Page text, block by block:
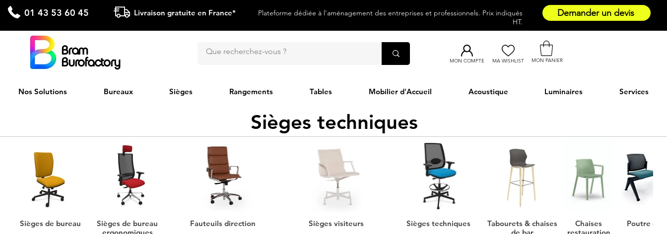
01 43 53 60 45 Livraison gratuite en France*
Plateforme dédiée à l'aménagement des entreprises et professionnels. Prix indiqués
HT.
Demander un devis
Bram
Burofactory
MON COMPTE MA WISHLIST MON PANIER
Nos Solutions Bureaux Sièges Rangements Tables Mobilier d'Accueil Acoustique Luminaires Services
Sièges techniques
Sièges de bureau
Sièges de bureau
Fauteuils direction Sièges visiteurs Sièges techniques
Tabourets & chaises
Chaises
Poutre